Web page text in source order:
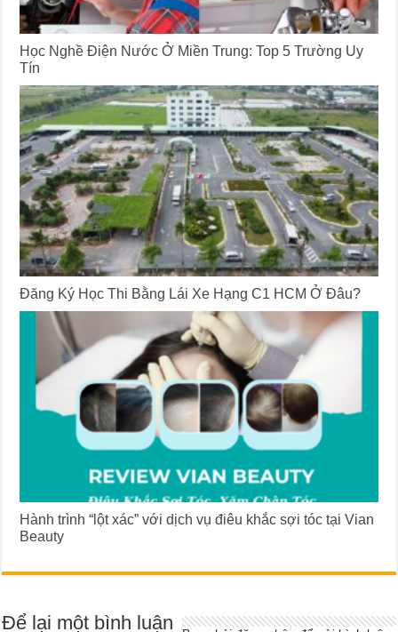
Học Nghề Điện Nước Ở Miền Trung: Top 5 Trường Uy
Tín
Đăng Ký Học Thi Bằng Lái Xe Hạng C1 HCM Ở Đâu?
Hành trình “lột xác” với dịch vụ điêu khắc sợi tóc tại Vian
Beauty
Để lại một bình luận